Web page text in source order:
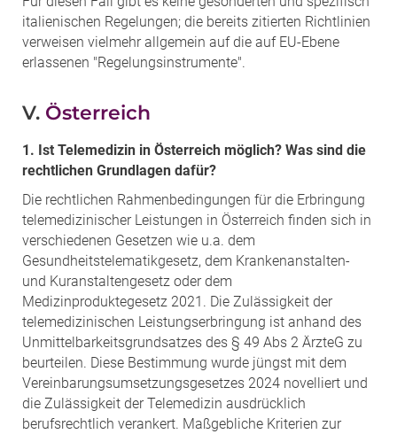
italienischen Regelungen; die bereits zitierten Richtlinien
verweisen vielmehr allgemein auf die auf EU-Ebene
erlassenen "Regelungsinstrumente".
V. Österreich
1. Ist Telemedizin in Österreich möglich? Was sind die
rechtlichen Grundlagen dafür?
Die rechtlichen Rahmenbedingungen für die Erbringung
telemedizinischer Leistungen in Österreich finden sich in
verschiedenen Gesetzen wie u.a. dem
Gesundheitstelematikgesetz, dem Krankenanstalten‐
und Kuranstaltengesetz oder dem
Medizinproduktegesetz 2021. Die Zulässigkeit der
telemedizinischen Leistungserbringung ist anhand des
Unmittelbarkeitsgrundsatzes des § 49 Abs 2 ÄrzteG zu
beurteilen. Diese Bestimmung wurde jüngst mit dem
Vereinbarungsumsetzungsgesetzes 2024 novelliert und
die Zulässigkeit der Telemedizin ausdrücklich
berufsrechtlich verankert. Maßgebliche Kriterien zur